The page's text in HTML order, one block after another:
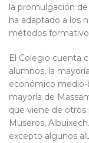
la promulgación
ha adaptado a los
métodos
El Colegio cuenta
alumnos, la
económico
mayoría de
que viene de otros
Museros,
excepto algunos